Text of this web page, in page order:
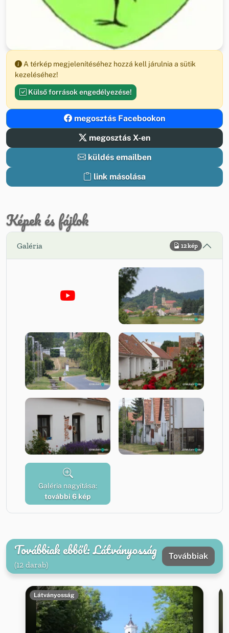
A térkép megjelenítéséhez hozzá kell járulnia a sütik
kezeléséhez!
Külső források engedélyezése!
megosztás Facebookon
megosztás X-en
küldés emailben
link másolása
Képek és fájlok
Galéria 12 kép
Galéria nagyítása:
további 6 kép
Továbbiak ebből: Látványosság
(12 darab)
Továbbiak
Látványosság